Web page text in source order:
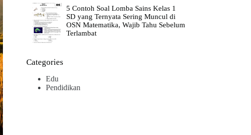
5 Contoh Soal Lomba Sains Kelas 1
SD yang Ternyata Sering Muncul di
OSN Matematika, Wajib Tahu Sebelum
Terlambat
Categories
Edu
Pendidikan